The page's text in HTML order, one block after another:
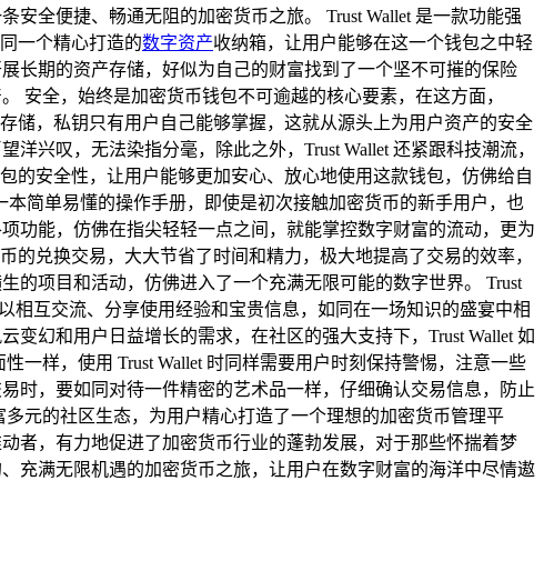
安全便捷、畅通无阻的加密货币之旅。 Trust Wallet 是一款功能强
一个精心打造的数字资产收纳箱，让用户能够在这一个钱包之中轻
长期的资产存储，好似为自己的财富找到了一个坚不可摧的保险
安全，始终是加密货币钱包不可逾越的核心要素，在这方面，
储，私钥只有用户自己能够掌握，这就从源头上为用户资产的安全
兴叹，无法染指分毫，除此之外，Trust Wallet 还紧跟科技潮流，
的安全性，让用户能够更加安心、放心地使用这款钱包，仿佛给自
简单易懂的操作手册，即使是初次接触加密货币的新手用户，也
功能，仿佛在指尖轻轻一点之间，就能掌控数字财富的流动，更为
的兑换交易，大大节省了时间和精力，极大地提高了交易的效率，
的项目和活动，仿佛进入了一个充满无限可能的数字世界。 Trust
相互交流、分享使用经验和宝贵信息，如同在一场知识的盛宴中相
幻和用户日益增长的需求，在社区的强大支持下，Trust Wallet 如
一样，使用 Trust Wallet 时同样需要用户时刻保持警惕，注意一些
时，要如同对待一件精密的艺术品一样，仔细确认交易信息，防止
元的社区生态，为用户精心打造了一个理想的加密货币管理平
者，有力地促进了加密货币行业的蓬勃发展，对于那些怀揣着梦
充满无限机遇的加密货币之旅，让用户在数字财富的海洋中尽情遨